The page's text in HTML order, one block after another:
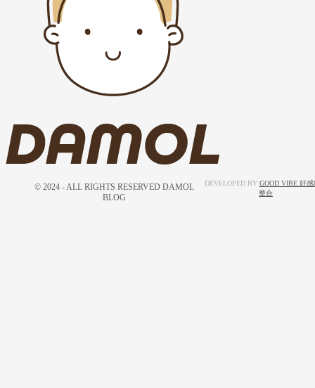
© 2024 - ALL RIGHTS RESERVED DAMOL
BLOG
DEVELOPED BY GOOD VIBE 好感
整合